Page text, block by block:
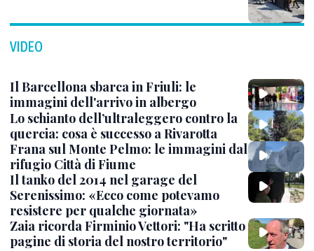
VIDEO
Il Barcellona sbarca in Friuli: le
immagini dell'arrivo in albergo
Lo schianto dell’ultraleggero contro la
quercia: cosa è successo a Rivarotta
Frana sul Monte Pelmo: le immagini dal
rifugio Città di Fiume
Il tanko del 2014 nel garage del
Serenissimo: «Ecco come potevamo
resistere per qualche giornata»
Zaia ricorda Firminio Vettori: "Ha scritto
pagine di storia del nostro territorio"